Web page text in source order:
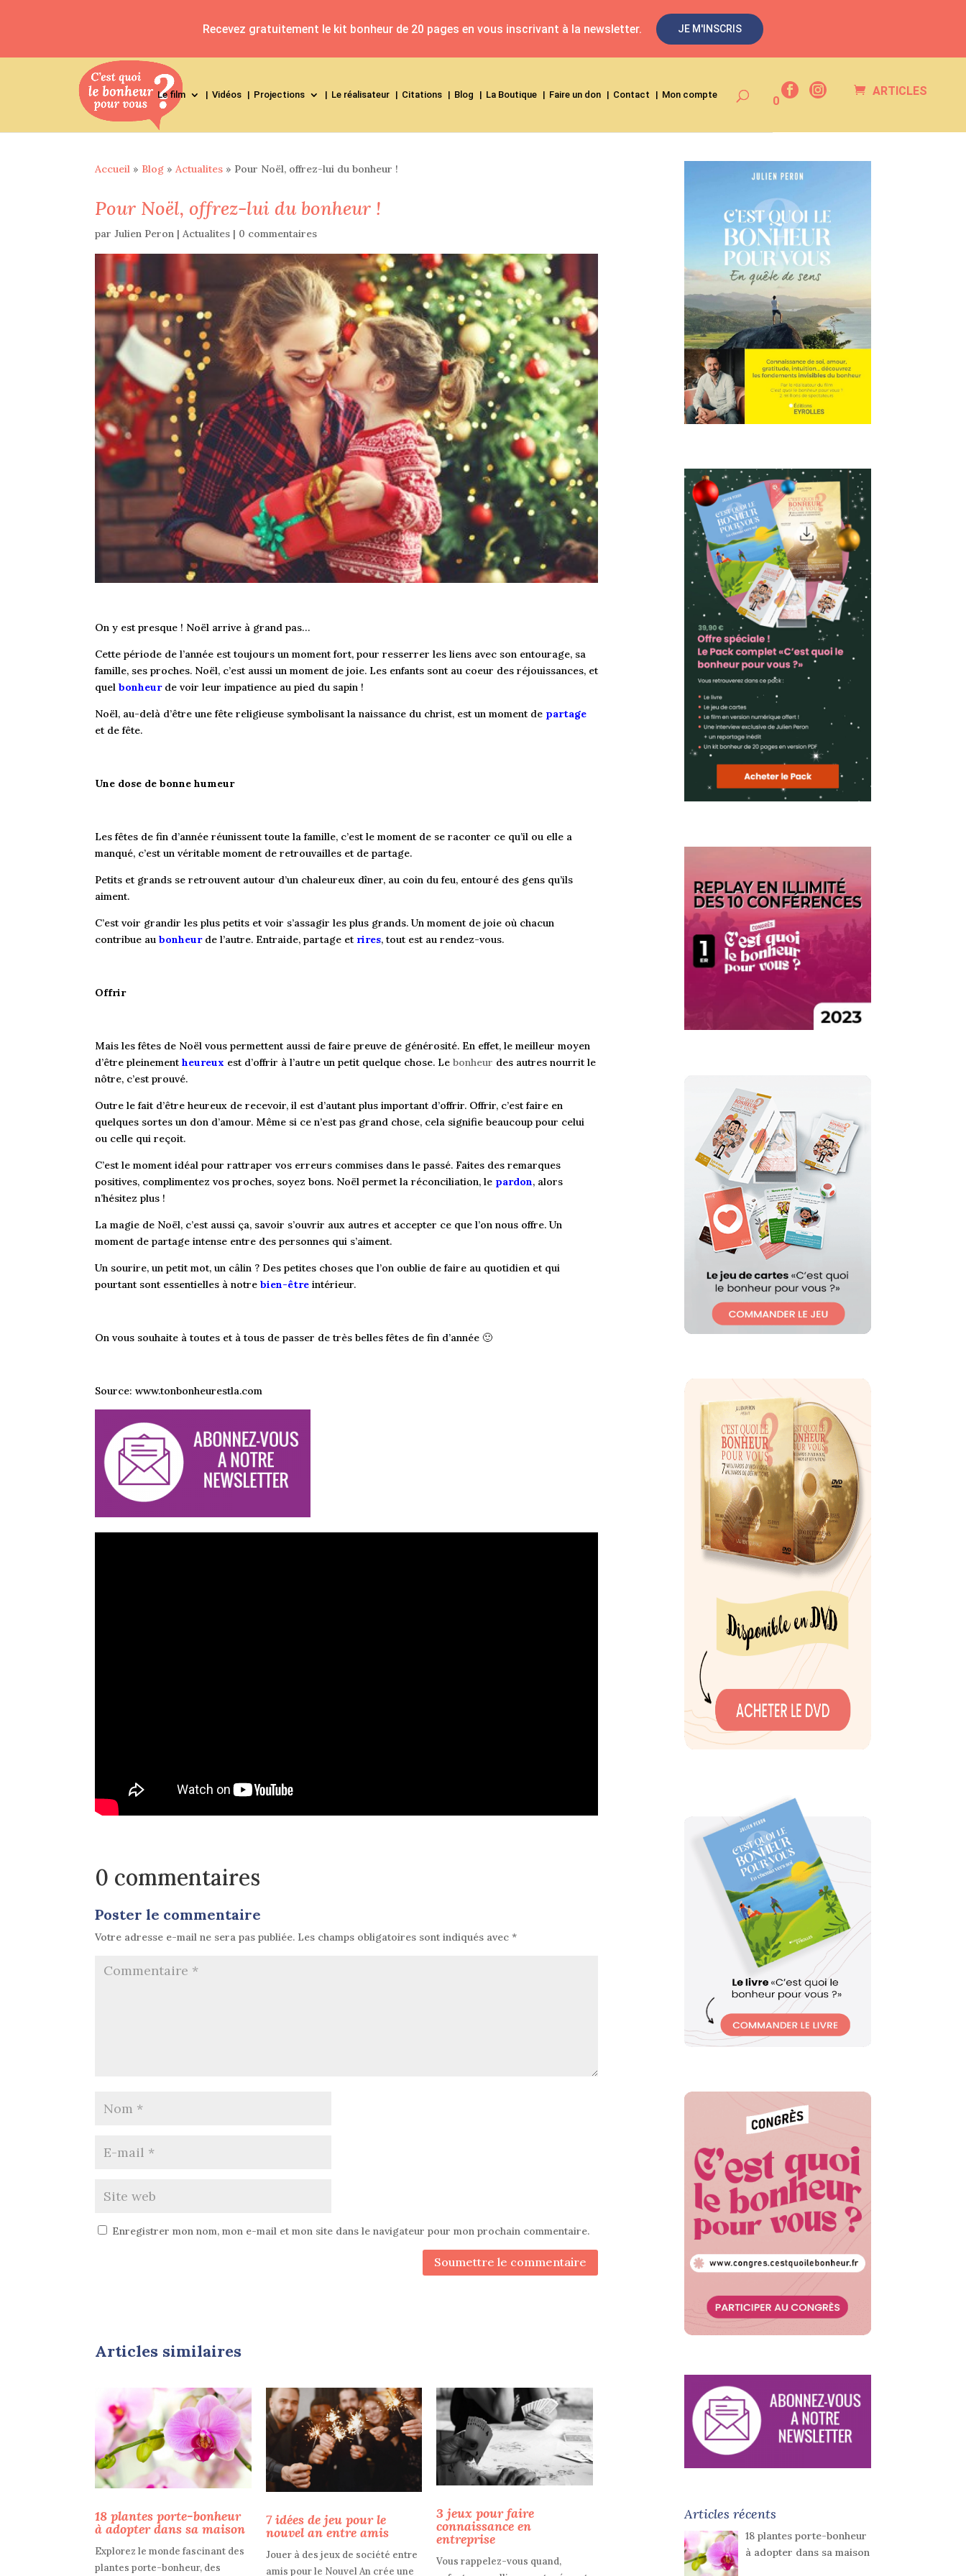
ARTICLES
0
Le film Vidéos Projections Le réalisateur Citations Blog La Boutique Faire un don Contact Mon compte
Accueil » Blog » Actualites » Pour Noël, offrez-lui du bonheur !
Pour Noël, offrez-lui du bonheur !
par Julien Peron | Actualites | 0 commentaires
On y est presque ! Noël arrive à grand pas…
Cette période de l’année est toujours un moment fort, pour resserrer les liens avec son entourage, sa
famille, ses proches. Noël, c’est aussi un moment de joie. Les enfants sont au coeur des réjouissances, et
quel bonheurde voir leur impatience au pied du sapin !
Noël, au-delà d’être une fête religieuse symbolisant la naissance du christ, est un moment de partage
et de fête.
Une dose de bonne humeur
Les fêtes de fin d’année réunissent toute la famille, c’est le moment de se raconter ce qu’il ou elle a
manqué, c’est un véritable moment de retrouvailles et de partage.
Petits et grands se retrouvent autour d’un chaleureux dîner, au coin du feu, entouré des gens qu’ils
aiment.
C’est voir grandir les plus petits et voir s’assagir les plus grands. Un moment de joie où chacun
contribue au bonheurde l’autre. Entraide, partage et rires, tout est au rendez-vous.
Offrir
Mais les fêtes de Noël vous permettent aussi de faire preuve de générosité. En effet, le meilleur moyen
d’être pleinementheureux est d’offrir à l’autre un petit quelque chose. Le bonheur des autres nourrit le
nôtre, c’est prouvé.
Outre le fait d’être heureux de recevoir, il est d’autant plus important d’offrir. Offrir, c’est faire en
quelques sortes un don d’amour. Même si ce n’est pas grand chose, cela signifie beaucoup pour celui
ou celle qui reçoit.
C’est le moment idéal pour rattraper vos erreurs commises dans le passé. Faites des remarques
positives, complimentez vos proches, soyez bons. Noël permet la réconciliation, le pardon, alors
n’hésitez plus !
La magie de Noël, c’est aussi ça, savoir s’ouvrir aux autres et accepter ce que l’on nous offre. Un
moment de partage intense entre des personnes qui s’aiment.
Un sourire, un petit mot, un câlin ? Des petites choses que l’on oublie de faire au quotidien et qui
pourtant sont essentielles à notre bien-être intérieur.
On vous souhaite à toutes et à tous de passer de très belles fêtes de fin d’année 🙂
Source: www.tonbonheurestla.com
0 commentaires
Poster le commentaire
Votre adresse e-mail ne sera pas publiée. Les champs obligatoires sont indiqués avec *
Enregistrer mon nom, mon e-mail et mon site dans le navigateur pour mon prochain commentaire.
Soumettre le commentaire
Articles similaires
18 plantes porte-bonheur
à adopter dans sa maison
Explorez le monde fascinant des
plantes porte-bonheur, des
7 idées de jeu pour le
nouvel an entre amis
Jouer à des jeux de société entre
amis pour le Nouvel An crée une
3 jeux pour faire
connaissance en
entreprise
Vous rappelez-vous quand,
Articles récents
18 plantes porte-bonheur
à adopter dans sa maison
Recevez gratuitement le kit bonheur de 20 pages en vous inscrivant à la newsletter. JE M'INSCRIS